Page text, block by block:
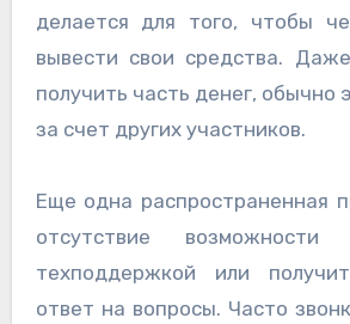
делается для того, чтобы
вывести свои средства.
получить часть денег, обычно
за счет других участников.
Еще одна распространенная
отсутствие
техподдержкой или
ответ на вопросы. Часто